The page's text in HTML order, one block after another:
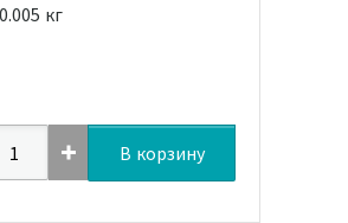
0.005 кг
В корзину